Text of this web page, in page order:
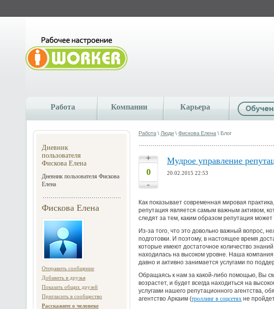
Работа Компании Карьера
Дневник
пользователя
Фискова Елена
Дневник пользователя Фискова
Елена
Фискова Елена
Отправить сообщение
Добавить в друзья
Показать общих друзей
Пригласить в сообщество
Расскажите о человеке
Работа \ Люди \ Фискова Елена \ Блог
+
0
-
Мудрое управление
20.02.2015 22:53
Как показывает современная мировая
репутация является самым важным активом,
следят за тем, каким образом репутация
Из-за того, что это довольно важный вопрос,
подготовки. И поэтому, в настоящее время
которые имеют достаточное количество
находилась на высоком уровне. Наша
давно и активно занимается услугами по
Обращаясь к нам за какой-либо помощью, Вы
возрастет, и будет всегда находиться на
услугами нашего репутационного агентства,
агентство Аркаим (троллинг в соцсетях не